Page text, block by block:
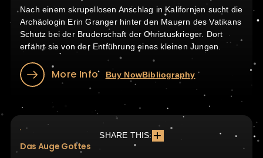
Nach einem skrupellosen Anschlag in Kalifornien sucht die
Archäologin Erin Granger hinter den Mauern des Vatikans
Schutz bei der Bruderschaft der Christuskrieger. Dort
erfährt sie von der Entführung eines kleinen Jungen.
More Info Buy NowBibliography
SHARE THIS:
Das Auge Gottes